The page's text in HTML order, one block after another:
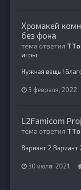
Хромакей
без фона
тема ответил
игры
Нужная вещь !
3 февраля, 2022
L2Famicom
тема ответил
Вариант 2 Вариант
30 июля, 2021